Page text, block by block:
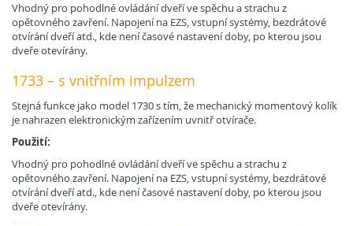
Vhodný pro pohodlné ovládání dveří ve spěchu a strachu z
opětovného zavření. Napojení na EZS, vstupní systémy, bezdrátové
otvírání dveří atd., kde není časové nastavení doby, po kterou jsou
dveře otevírány.
1733 – s vnitřním impulzem
Stejná funkce jako model 1730 s tím, že mechanický momentový kolík
je nahrazen elektronickým zařízením uvnitř otvírače.
Použití:
Vhodný pro pohodlné ovládání dveří ve spěchu a strachu z
opětovného zavření. Napojení na EZS, vstupní systémy, bezdrátové
otvírání dveří atd., kde není časové nastavení doby, po kterou jsou
dveře otevírány.